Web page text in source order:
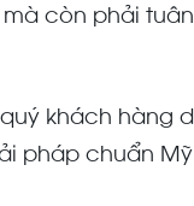
còn phải
khách hàng
pháp chuẩn